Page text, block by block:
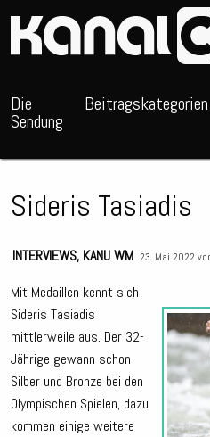
Die
Sendung
Beitragskategorien
Sideris Tasiadis
INTERVIEWS, KANU WM 23. Mai 2022
Mit Medaillen kennt sich
Sideris Tasiadis
mittlerweile aus. Der 32-
Jährige gewann schon
Silber und Bronze bei den
Olympischen Spielen, dazu
kommen einige weitere